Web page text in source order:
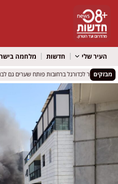
העיר שלי חדשות מלחמה
מבזקים
הספר לכדורגל ברחובות פותח שערים גם לבנות
הספר לכדורגל ברחובות פותח שערים גם לבנות